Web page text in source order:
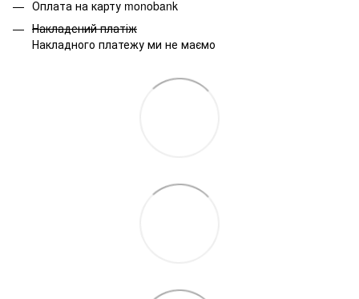
Оплата на карту monobank
Накладений платіж
Накладного платежу ми не маємо